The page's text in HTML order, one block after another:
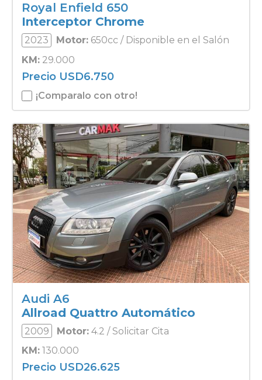
Royal Enfield 650
Interceptor Chrome
2023 Motor: 650cc / Disponible en el Salón
KM: 29.000
Precio USD6.750
¡Comparalo con otro!
Audi A6
Allroad Quattro Automático
2009 Motor: 4.2 / Solicitar Cita
KM: 130.000
Precio USD26.625